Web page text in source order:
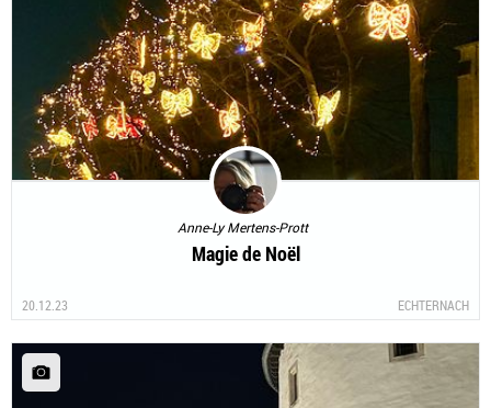
Anne-Ly Mertens-Prott
Magie de Noël
20.12.23 ECHTERNACH